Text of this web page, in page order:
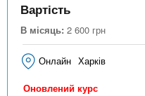
Вартість
В місяць: 2 600 грн
Онлайн Харків
Оновлений курс